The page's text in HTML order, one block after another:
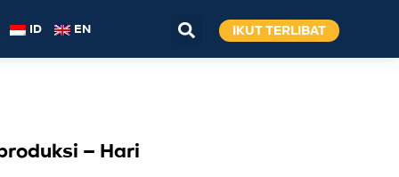
ID EN IKUT TERLIBAT
– Hari